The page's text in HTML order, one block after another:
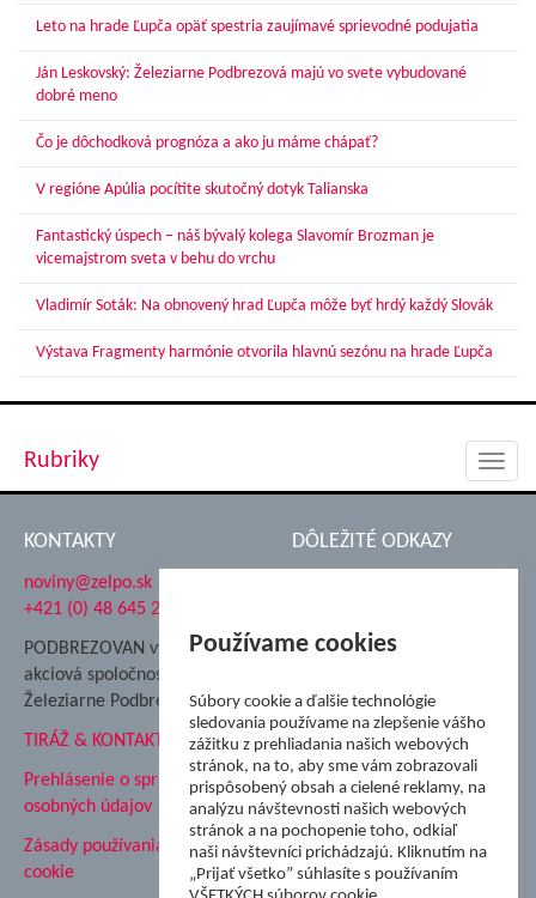
Leto na hrade Ľupča opäť spestria zaujímavé sprievodné podujatia
Ján Leskovský: Železiarne Podbrezová majú vo svete vybudované
dobré meno
Čo je dôchodková prognóza a ako ju máme chápať?
V regióne Apúlia pocítite skutočný dotyk Talianska
Fantastický úspech – náš bývalý kolega Slavomír Brozman je
vicemajstrom sveta v behu do vrchu
Vladimír Soták: Na obnovený hrad Ľupča môže byť hrdý každý Slovák
Výstava Fragmenty harmónie otvorila hlavnú sezónu na hrade Ľupča
Rubriky
KONTAKTY
noviny@zelpo.sk
+421 (0) 48 645 2711
PODBREZOVAN vydáva
akciová spoločnosť
Železiarne Podbrezová
TIRÁŽ & KONTAKT
Prehlásenie o spracovaní
osobných údajov
Zásady používania súborov
cookie
DÔLEŽITÉ ODKAZY
Nadácia Železiarne
ŽP Informatika s.r.o.
ŠK Železiarne Podbrezová
Tále a.s.
Používame cookies
Súbory cookie a ďalšie technológie
sledovania používame na zlepšenie vášho
zážitku z prehliadania našich webových
stránok, na to, aby sme vám zobrazovali
prispôsobený obsah a cielené reklamy, na
analýzu návštevnosti našich webových
stránok a na pochopenie toho, odkiaľ
naši návštevníci prichádzajú. Kliknutím na
„Prijať všetko” súhlasíte s používaním